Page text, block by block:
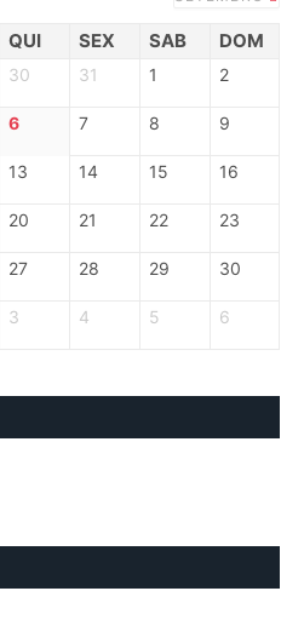
QUI SEX SAB DOM
30 31 1 2
6 7 8 9
13 14 15 16
20 21 22 23
27 28 29 30
3 4 5 6